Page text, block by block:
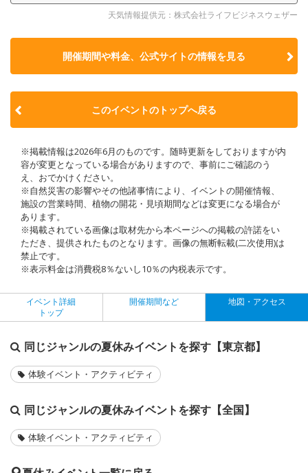
天気情報提供元：株式会社ライフビジネスウェザー
開催期間や料金、公式サイトの情報を見る
このイベントのトップへ戻る
※掲載情報は2026年6月のものです。随時更新をしておりますが内
容が変更となっている場合がありますので、事前にご確認のう
え、おでかけください。
※自然災害の影響やその他諸事情により、イベントの開催情報、
施設の営業時間、植物の開花・見頃期間などは変更になる場合が
あります。
※掲載されている画像は取材先から本ページへの掲載の許諾をい
ただき、提供されたものとなります。画像の無断転載(二次使用)は
禁止です。
※表示料金は消費税8％ないし10％の内税表示です。
イベント詳細
トップ
開催期間など 地図・アクセス
同じジャンルの夏休みイベントを探す【東京都】
体験イベント・アクティビティ
同じジャンルの夏休みイベントを探す【全国】
体験イベント・アクティビティ